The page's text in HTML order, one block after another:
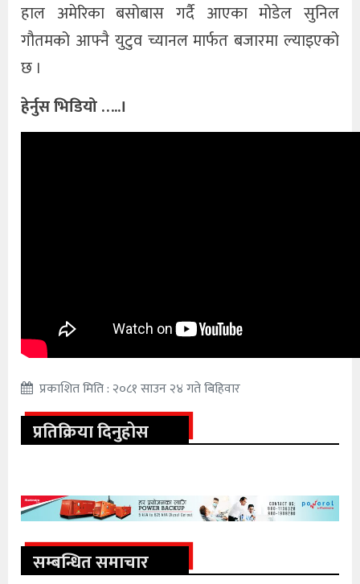
हाल अमेरिका बसोबास गर्दै आएका मोडेल सुनिल
गौतमको आफ्नै युटुव च्यानल मार्फत बजारमा ल्याइएको
छ ।
हेर्नुस भिडियो …..।
प्रकाशित मिति : २०८१ साउन २४ गते बिहिवार
प्रतिक्रिया दिनुहोस
सम्बन्धित समाचार